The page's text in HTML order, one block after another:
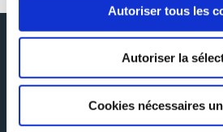
Autoriser tous les
Autoriser la
Cookies nécessaires
RÉSUMÉ
Une motarde perdue dans les landes
des nouvelles de ces mondes étranges